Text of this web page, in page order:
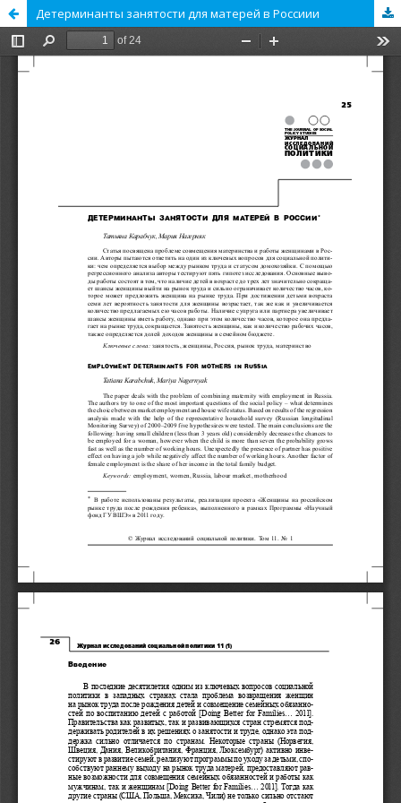
Детерминанты занятости для матерей в Россиии